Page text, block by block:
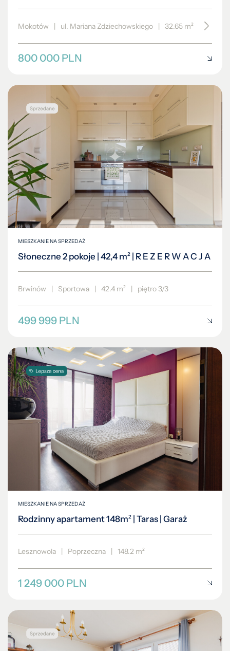
Mokotów ul. Mariana Zdziechowskiego 32.65 m² piętro
800 000 PLN
MIESZKANIE NA SPRZEDAŻ
Słoneczne 2 pokoje | 42,4 m² | R E Z E R W A C J A
Brwinów | Sportowa | 42.4 m² | piętro 3/3
499 999 PLN
MIESZKANIE NA SPRZEDAŻ
Rodzinny apartament 148m² | Taras | Garaż
Lesznowola | Poprzeczna | 148.2 m²
1 249 000 PLN